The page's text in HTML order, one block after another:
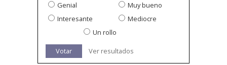
Genial
Muy bueno
Interesante
Mediocre
Un rollo
Votar Ver resultados